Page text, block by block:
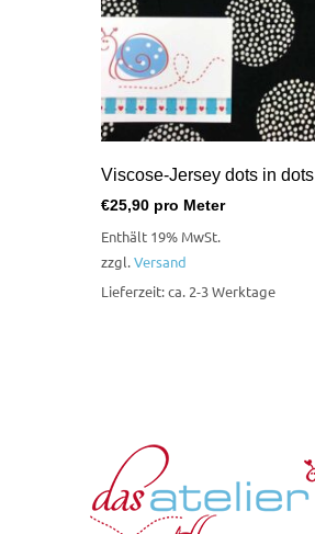
Viscose-Jersey dots in dots
€25,90 pro Meter
Enthält 19% MwSt.
zzgl.Versand
Lieferzeit: ca. 2-3 Werktage